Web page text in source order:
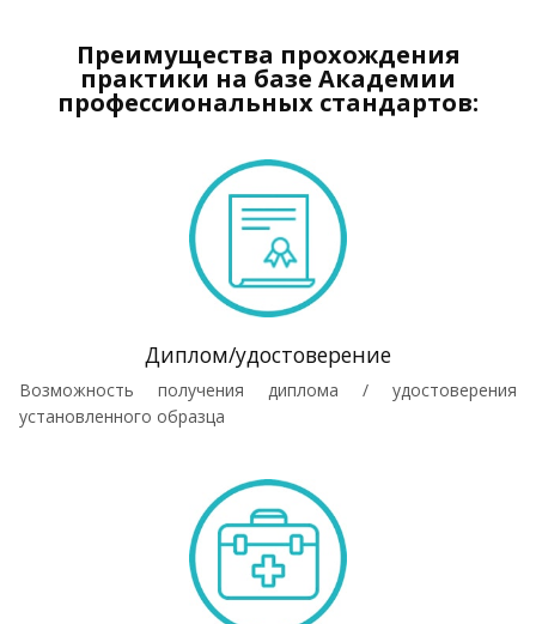
Преимущества прохождения
практики на базе Академии
профессиональных стандартов:
Диплом/удостоверение
Возможность получения диплома / удостоверения
установленного образца